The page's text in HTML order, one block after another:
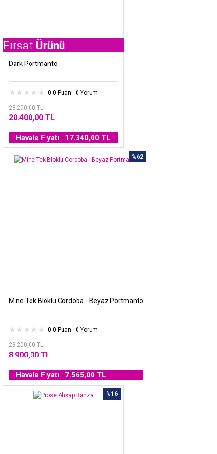
Ürünü
Dark Portmanto
0.0 Puan - 0 Yorum
28.200,00 TL
20.400,00 TL
Havale Fiyatı : 17.340,00 TL
%62
Mine Tek Bloklu Cordoba - Beyaz Portmanto
0.0 Puan - 0 Yorum
23.200,00 TL
8.900,00 TL
Havale Fiyatı : 7.565,00 TL
%16